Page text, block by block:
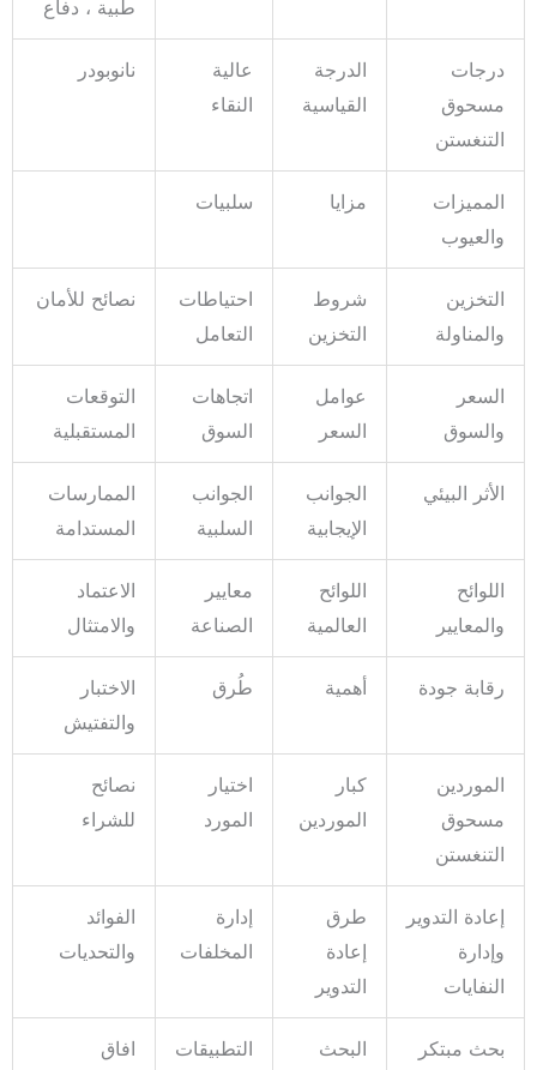
طبية ، دفاع
درجات
مسحوق
التنغستن
الدرجة
القياسية
عالية
النقاء
نانوبودر
المميزات
والعيوب
مزايا سلبيات
التخزين
والمناولة
شروط
التخزين
احتياطات
التعامل
نصائح للأمان
السعر
والسوق
عوامل
السعر
اتجاهات
السوق
التوقعات
المستقبلية
الأثر البيئي
الجوانب
الإيجابية
الجوانب
السلبية
الممارسات
المستدامة
اللوائح
والمعايير
اللوائح
العالمية
معايير
الصناعة
الاعتماد
والامتثال
رقابة جودة أهمية طُرق
الاختبار
والتفتيش
الموردين
مسحوق
التنغستن
كبار
الموردين
اختيار
المورد
نصائح
للشراء
إعادة التدوير
وإدارة
النفايات
طرق
إعادة
التدوير
إدارة
المخلفات
الفوائد
والتحديات
بحث مبتكر
البحث
التطبيقات
افاق